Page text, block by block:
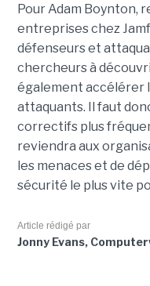
PourAdam Boynton,
entreprises chezJamf
défenseurs et
chercheurs à
également accélérer
attaquants. Il faut
correctifs plus
reviendra aux
les menaces et de
sécurité le plus vite
Article rédigé par
Jonny Evans,